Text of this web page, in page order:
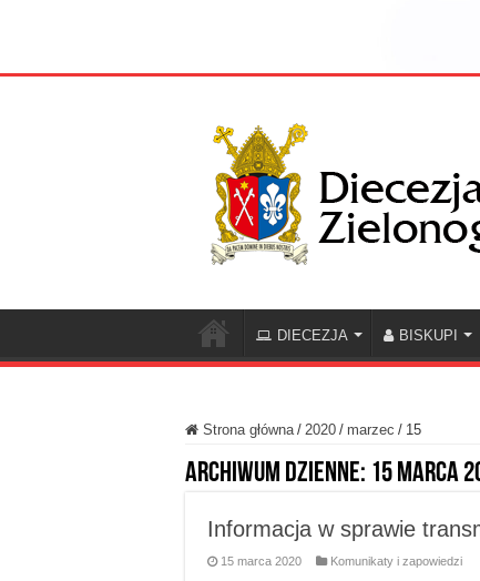
DIECEZJA BISKUPI
Strona główna / 2020 / marzec / 15
Archiwum dzienne: 15 marca
Informacja w sprawie
15 marca 2020 Komunikaty i zapowiedzi